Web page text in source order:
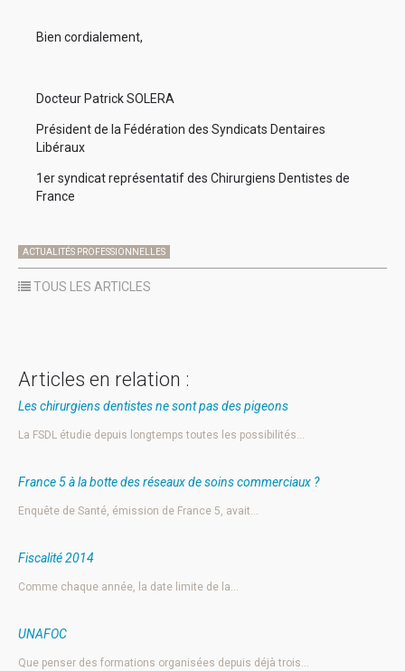
Bien cordialement,
Docteur Patrick SOLERA
Président de la Fédération des Syndicats Dentaires
Libéraux
1er syndicat représentatif des Chirurgiens Dentistes de
France
ACTUALITÉS PROFESSIONNELLES
TOUS LES ARTICLES
Articles en relation :
Les chirurgiens dentistes ne sont pas des pigeons
La FSDL étudie depuis longtemps toutes les possibilités…
France 5 à la botte des réseaux de soins commerciaux ?
Enquête de Santé, émission de France 5, avait…
Fiscalité 2014
Comme chaque année, la date limite de la…
UNAFOC
Que penser des formations organisées depuis déjà trois…